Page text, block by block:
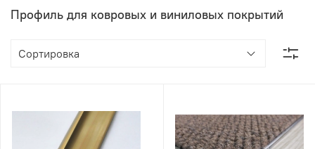
Профиль для ковровых и виниловых покрытий